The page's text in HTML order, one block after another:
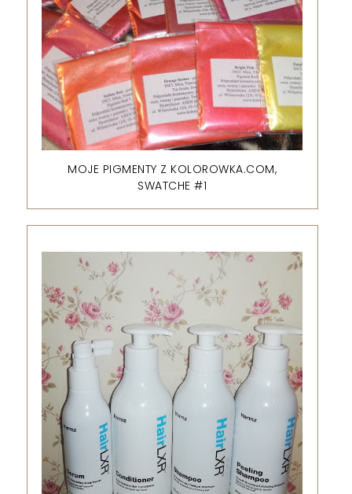
MOJE PIGMENTY Z KOLOROWKA.COM,
SWATCHE #1